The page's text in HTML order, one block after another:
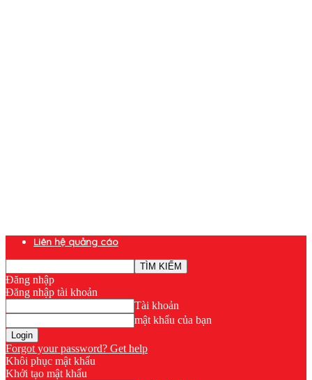
Liên hệ quảng cáo
Đăng nhập
Đăng nhập tài khoản
Tài khoản
mật khẩu của bạn
Forgot your password? Get help
Khôi phục mật khẩu
Khởi tạo mật khẩu